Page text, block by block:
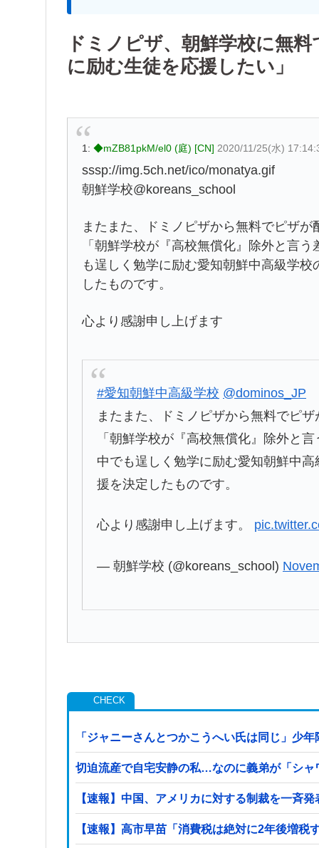
ドミノピザ、朝鮮学校に無
に励む生徒を応援したい」
1: ◆mZB81pkM/el0 (庭) [CN] 2020/11/25(水)
sssp://img.5ch.net/ico/monatya.gif
朝鮮学校@koreans_school
またまた、ドミノピザから無料でピザが
「朝鮮学校が『高校無償化』除外と言
も逞しく勉学に励む愛知朝鮮中高級学
したものです。
心より感謝申し上げます
#愛知朝鮮中高級学校 @dominos_JP
またまた、ドミノピザから無料でピ
「朝鮮学校が『高校無償化』除外と
中でも逞しく勉学に励む愛知朝鮮中
援を決定したものです。
心より感謝申し上げます。
— 朝鮮学校 (@koreans_school)
「ジャニーさんとつかこうへい氏は同じ」少
切迫流産で自宅安静の私…なのに義弟が「シ
【速報】中国、アメリカに対する制裁を一斉発
【速報】高市早苗「消費税は絶対に2年後増税